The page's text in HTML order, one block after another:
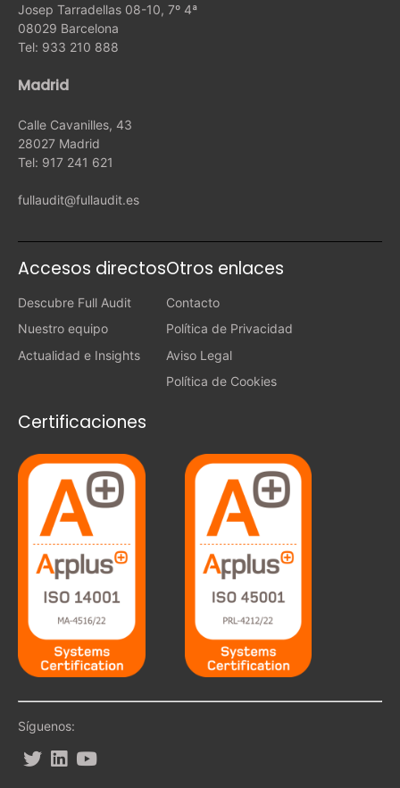
Josep Tarradellas 08-10, 7º 4ª
08029 Barcelona
Tel: 933 210 888
Madrid
Calle Cavanilles, 43
28027 Madrid
Tel: 917 241 621
fullaudit@fullaudit.es
Accesos directos
Descubre Full Audit
Nuestro equipo
Actualidad e Insights
Otros enlaces
Contacto
Política de Privacidad
Aviso Legal
Política de Cookies
Certificaciones
Síguenos: